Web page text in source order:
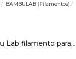
BAMBULAB (Filamentos)